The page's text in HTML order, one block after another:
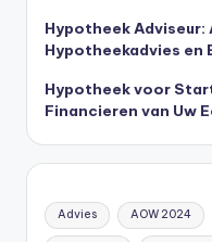
Hypotheek
Hypotheekadvies en
Hypotheek voor
Financieren van Uw
Advies AOW 2024